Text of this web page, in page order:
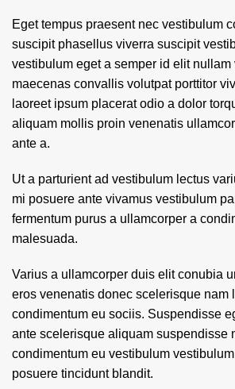
Eget tempus praesent nec vestibulum
suscipit phasellus viverra suscipit
vestibulum eget a semper id elit nullam
maecenas convallis volutpat porttitor
laoreet ipsum placerat odio a dolor
aliquam mollis proin venenatis
ante a.
Ut a parturient ad vestibulum lectus
mi posuere ante vivamus vestibulum
fermentum purus a ullamcorper a
malesuada.
Varius a ullamcorper duis elit conubia
eros venenatis donec scelerisque nam
condimentum eu sociis. Suspendisse
ante scelerisque aliquam suspendisse
condimentum eu vestibulum
posuere tincidunt blandit.